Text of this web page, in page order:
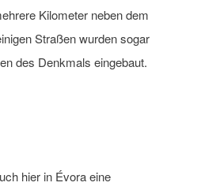
Kilometer neben dem
Straßen wurden sogar
des Denkmals eingebaut.
hier in Évora eine